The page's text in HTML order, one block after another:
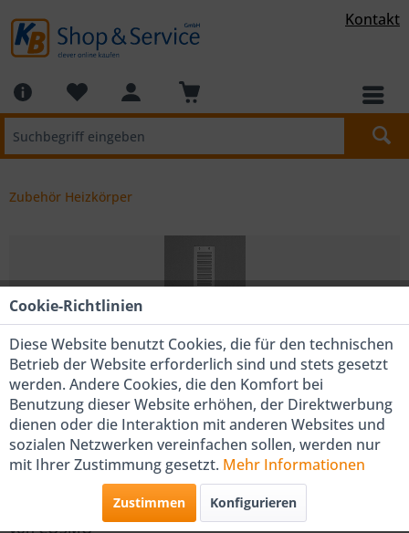
Kontakt
Zubehör Heizkörper
COSMO Abdeckung für Typ 11
von COSMO
Cookie-Richtlinien
Diese Website benutzt Cookies, die für den technischen
Betrieb der Website erforderlich sind und stets gesetzt
werden. Andere Cookies, die den Komfort bei
Benutzung dieser Website erhöhen, der Direktwerbung
dienen oder die Interaktion mit anderen Websites und
sozialen Netzwerken vereinfachen sollen, werden nur
mit Ihrer Zustimmung gesetzt. Mehr Informationen
Zustimmen Konfigurieren